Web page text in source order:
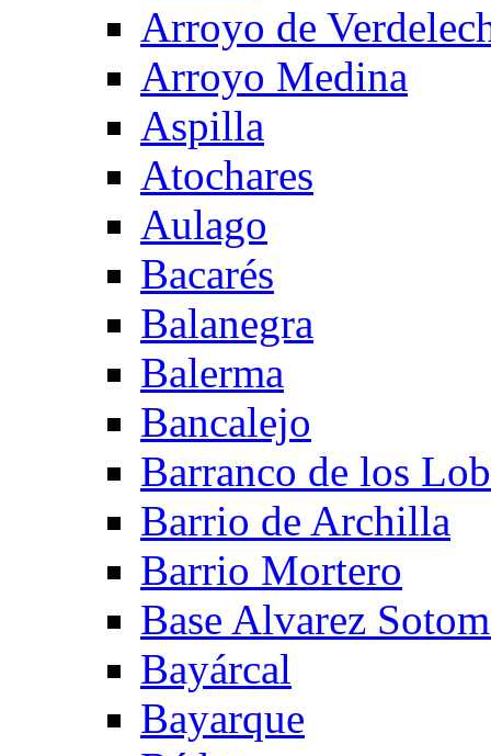
Arroyo de
Arroyo Medina
Aspilla
Atochares
Aulago
Bacarés
Balanegra
Balerma
Bancalejo
Barranco de los
Barrio de Archilla
Barrio Mortero
Base Alvarez
Bayárcal
Bayarque